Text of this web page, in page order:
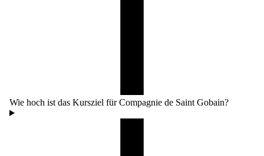
Wie hoch ist das Kursziel für Compagnie de Saint Gobain?